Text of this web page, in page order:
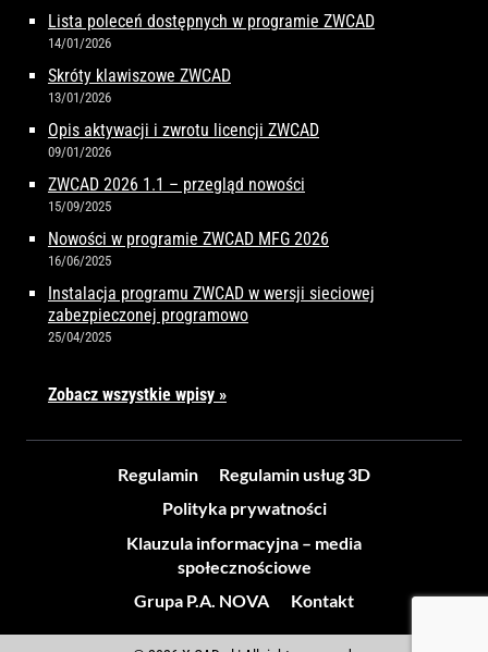
Lista poleceń dostępnych w programie ZWCAD
14/01/2026
Skróty klawiszowe ZWCAD
13/01/2026
Opis aktywacji i zwrotu licencji ZWCAD
09/01/2026
ZWCAD 2026 1.1 – przegląd nowości
15/09/2025
Nowości w programie ZWCAD MFG 2026
16/06/2025
Instalacja programu ZWCAD w wersji sieciowej
zabezpieczonej programowo
25/04/2025
Zobacz wszystkie wpisy »
Regulamin
Regulamin usług 3D
Polityka prywatności
Klauzula informacyjna – media
społecznościowe
Grupa P.A. NOVA
Kontakt